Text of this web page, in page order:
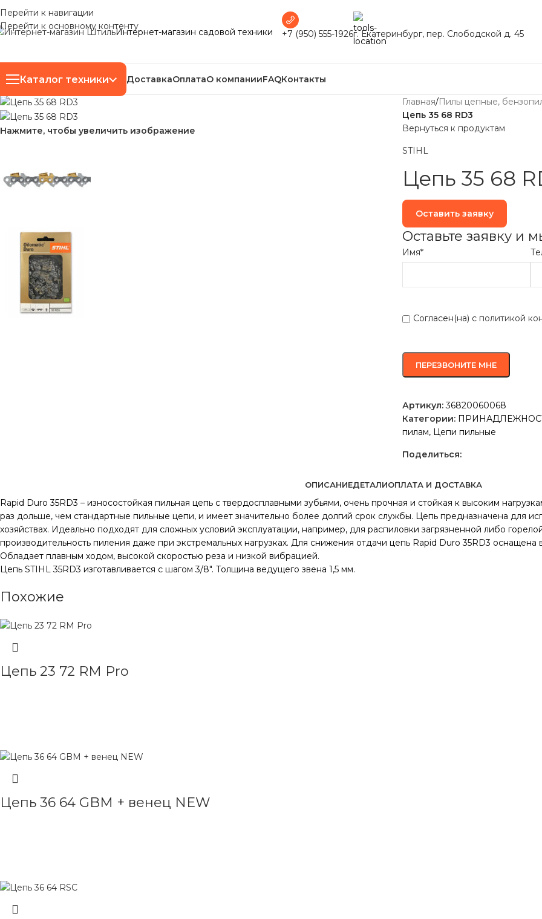
Перейти к навигации
Перейти к основному контенту
Интернет-магазин садовой техники +7 (950) 555-1926г. Екатеринбург, пер. Слободской д. 45
Каталог техники ДоставкаОплатаО компанииFAQКонтакты
Нажмите, чтобы увеличить изображение
Главная/Пилы цепные,
Цепь 35 68 RD3
Вернуться к продуктам
STIHL
Цепь 35 68
Оставить заявку
Оставьте заявку и
Имя*
Согласен(на) с политикой
Артикул:36820060068
Категории:
пилам, Цепи пильные
Поделиться:
ОПИСАНИЕДЕТАЛИОПЛАТА И ДОСТАВКА
Rapid Duro 35RD3 – износостойкая пильная цепь с твердосплавными зубьями, очень прочная и стойкая к высоким
раз дольше, чем стандартные пильные цепи, и имеет значительно более долгий срок службы. Цепь предназначена для
хозяйствах. Идеально подходят для сложных условий эксплуатации, например, для распиловки загрязненной либо
производительность пиления даже при экстремальных нагрузках. Для снижения отдачи цепь Rapid Duro 35RD3
Обладает плавным ходом, высокой скоростью реза и низкой вибрацией.
Цепь STIHL 35RD3 изготавливается с шагом 3/8″. Толщина ведущего звена 1,5 мм.
Похожие
Цепь 23 72 RM Pro
Цепь 36 64 GBM + венец NEW